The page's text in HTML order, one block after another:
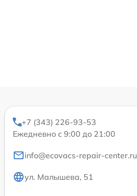
+7 (343) 226-93-53
Ежедневно с 9:00 до 21:00
info@ecovacs-repair-center.ru
ул. Малышева, 51